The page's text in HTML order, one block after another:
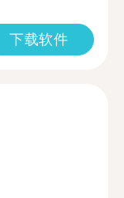
下载软件